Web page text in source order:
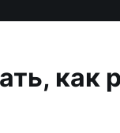
как